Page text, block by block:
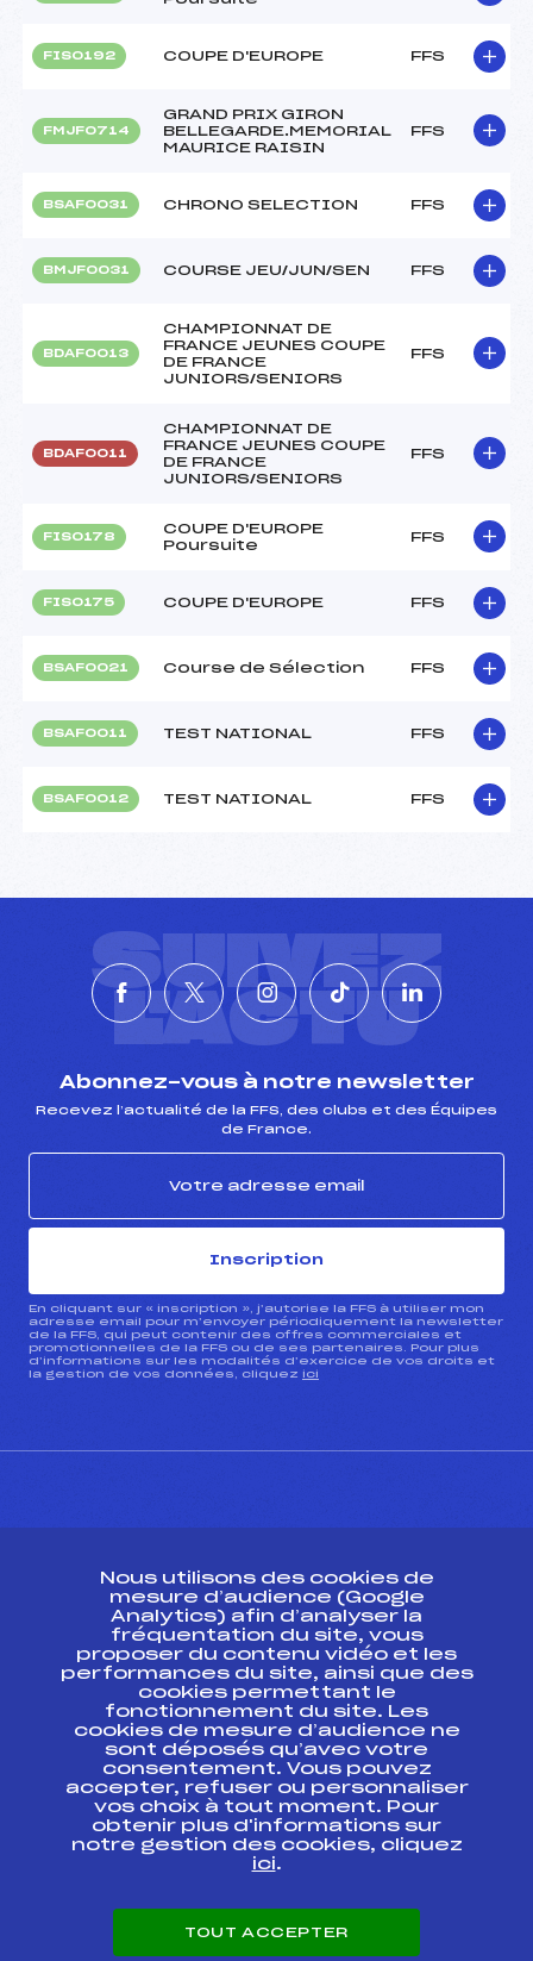
FIS0192 COUPE D'EUROPE FFS
FMJF0714
GRAND PRIX GIRON
BELLEGARDE.MEMORIAL
MAURICE RAISIN
FFS
BSAF0031 CHRONO SELECTION FFS
BMJF0031 COURSE JEU/JUN/SEN FFS
BDAF0013
CHAMPIONNAT DE
FRANCE JEUNES COUPE
DE FRANCE
JUNIORS/SENIORS
FFS
BDAF0011
CHAMPIONNAT DE
FRANCE JEUNES COUPE
DE FRANCE
JUNIORS/SENIORS
FFS
FIS0178
COUPE D'EUROPE
Poursuite
FFS
FIS0175 COUPE D'EUROPE FFS
BSAF0021 Course de Sélection FFS
BSAF0011 TEST NATIONAL FFS
BSAF0012 TEST NATIONAL FFS
SUIVEZ
L'ACTU
Abonnez-vous à notre newsletter
Recevez l’actualité de la FFS, des clubs et des Équipes
de France.
Inscription
En cliquant sur « inscription », j’autorise la FFS à utiliser mon
adresse email pour m’envoyer périodiquement la newsletter
de la FFS, qui peut contenir des offres commerciales et
promotionnelles de la FFS ou de ses partenaires. Pour plus
d’informations sur les modalités d’exercice de vos droits et
la gestion de vos données, cliquez ici
ESPACE PRESSE
Ressources
Pass’Neige
Projet sportif fédéral
Projet de performance fédéral
Antidopage
Pôle Développement, Formation, Suivi
Scientifique
Listes ministérielles
Pôle vie de l’athlète
Carrières
Nous utilisons des cookies de
mesure d’audience (Google
Analytics) afin d’analyser la
fréquentation du site, vous
proposer du contenu vidéo et les
performances du site, ainsi que des
cookies permettant le
fonctionnement du site. Les
cookies de mesure d’audience ne
sont déposés qu’avec votre
consentement. Vous pouvez
accepter, refuser ou personnaliser
vos choix à tout moment. Pour
obtenir plus d'informations sur
notre gestion des cookies, cliquez
ici.
TOUT ACCEPTER